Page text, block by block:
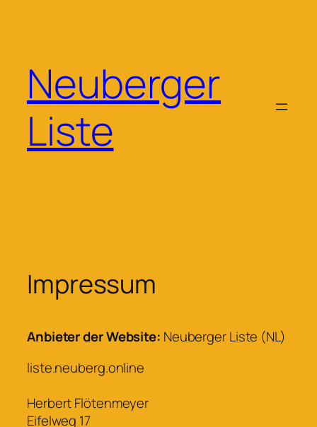
Neuberger
Liste
Impressum
Anbieter der Website: Neuberger Liste (NL)
liste.neuberg.online
Herbert Flötenmeyer
Eifelweg 17